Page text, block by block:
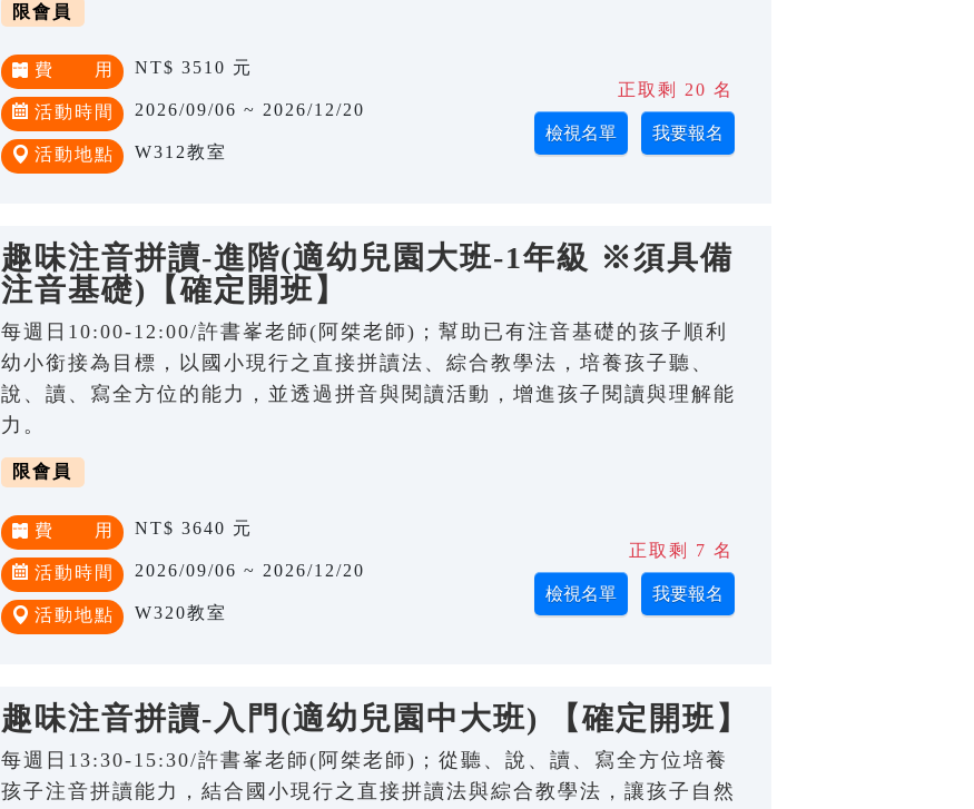
限會員
費 用 NT$ 3510 元
活動時間 2026/09/06 ~ 2026/12/20
活動地點 W312教室
正取剩 20 名
趣味注音拼讀-進階(適幼兒園大班-1年級 ※須具備
注音基礎)【確定開班】
每週日10:00-12:00/許書峯老師(阿桀老師)；幫助已有注音基礎的孩子順利
幼小銜接為目標，以國小現行之直接拼讀法、綜合教學法，培養孩子聽、
說、讀、寫全方位的能力，並透過拼音與閱讀活動，增進孩子閱讀與理解能
力。
限會員
費 用 NT$ 3640 元
活動時間 2026/09/06 ~ 2026/12/20
活動地點 W320教室
正取剩 7 名
趣味注音拼讀-入門(適幼兒園中大班) 【確定開班】
每週日13:30-15:30/許書峯老師(阿桀老師)；從聽、說、讀、寫全方位培養
孩子注音拼讀能力，結合國小現行之直接拼讀法與綜合教學法，讓孩子自然